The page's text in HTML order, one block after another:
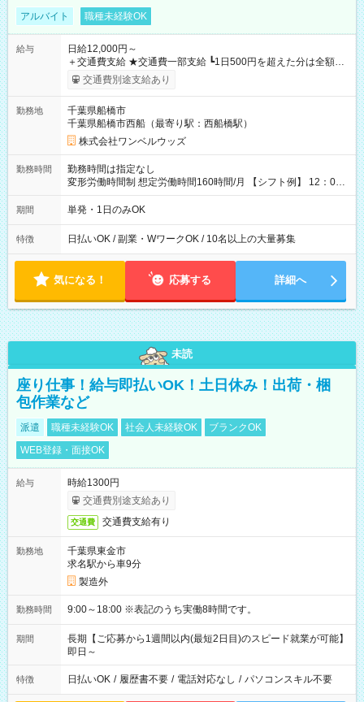
アルバイト 職種未経験OK
給与
日給12,000円～
＋交通費支給 ★交通費一部支給 ┗1日500円を超えた分は全額支
給！ ※往復500円以内の方は自己負担となります ★日払いOK！
（規定あり） ┗働いたその日に現金GET♪ お仕事後はコンビニ
なし
交通費別途支給あり
勤務地
千葉県船橋市
千葉県船橋市西船（最寄り駅：西船橋駅）
株式会社ワンベルウッズ
勤務時間
勤務時間は指定なし
変形労働時間制 想定労働時間160時間/月 【シフト例】 12：00
～22：00
期間 単発・1日のみOK
特徴 日払いOK / 副業・WワークOK / 10名以上の大量募集
気になる！ 応募する 詳細へ
未読
座り仕事！給与即払いOK！土日休み！出荷・梱
包作業など
派遣 職種未経験OK 社会人未経験OK
ブランクOK
WEB登録・面接OK
給与
時給1300円
交通費別途支給あり
交通費 交通費支給有り
勤務地
千葉県東金市
求名駅から車9分
製造外
勤務時間 9:00～18:00 ※表記のうち実働8時間です。
期間
長期【ご応募から1週間以内(最短2日目)のスピード就業が可能】
即日～
特徴 日払いOK / 履歴書不要 / 電話対応なし / パソコンスキル不要